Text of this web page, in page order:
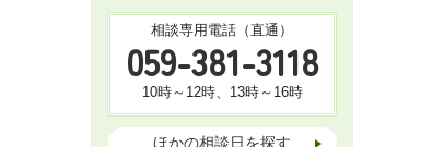
相談専用電話（直通）
059-381-3118
10時～12時、13時～16時
ほかの相談日を探す